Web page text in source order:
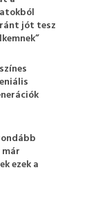
jót tesz
ezek a